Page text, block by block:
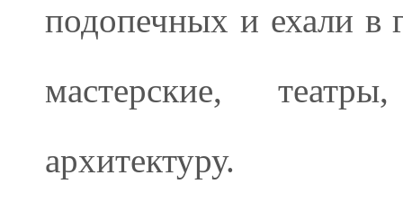
подопечных и ехали в
мастерские,
архитектуру.